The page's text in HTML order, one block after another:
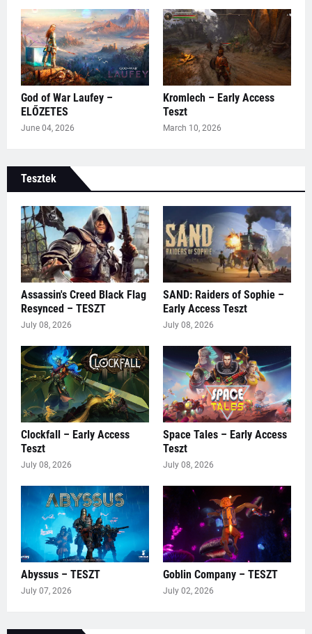
God of War Laufey –
ELŐZETES
June 04, 2026
Kromlech – Early Access
Teszt
March 10, 2026
Tesztek
Assassin's Creed Black Flag
Resynced – TESZT
July 08, 2026
SAND: Raiders of Sophie –
Early Access Teszt
July 08, 2026
Clockfall – Early Access
Teszt
July 08, 2026
Space Tales – Early Access
Teszt
July 08, 2026
Abyssus – TESZT
July 07, 2026
Goblin Company – TESZT
July 02, 2026